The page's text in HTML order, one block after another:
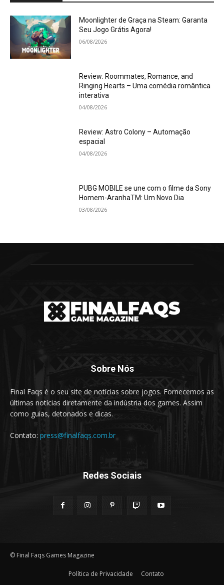
Moonlighter de Graça na Steam: Garanta
Seu Jogo Grátis Agora!
06/08/2026
Review: Roommates, Romance, and
Ringing Hearts – Uma comédia romântica
interativa
04/08/2026
Review: Astro Colony – Automação
espacial
04/08/2026
PUBG MOBILE se une com o filme da Sony
Homem-AranhaTM: Um Novo Dia
03/08/2026
Sobre Nós
Final Faqs é o seu site de notícias sobre jogos. Fornecemos as
últimas notícias diretamente da indústria dos games. Assim
como guias, detonados e dicas.
Contato: press@finalfaqs.com.br
Redes Sociais
© Final Faqs Games Magazine
Política de Privacidade Contato